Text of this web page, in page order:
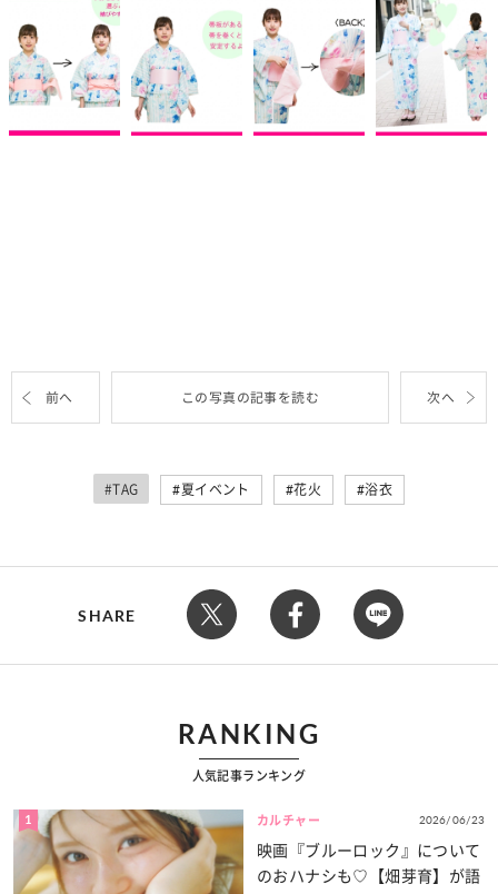
前へ この写真の記事を読む 次へ
#TAG 夏イベント 花火 浴衣
SHARE
RANKING
人気記事ランキング
1 カルチャー 2026/06/23
映画『ブルーロック』について
のおハナシも♡【畑芽育】が語